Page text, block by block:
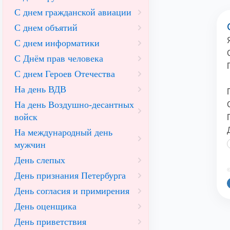
С днем гражданской авиации
С днем объятий
С днем информатики
С Днём прав человека
С днем Героев Отечества
На день ВДВ
На день Воздушно-десантных
войск
На международный день
мужчин
День слепых
День признания Петербурга
День согласия и примирения
День оценщика
День приветствия